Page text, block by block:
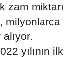
zam miktarı
milyonlarca
yılının ilk